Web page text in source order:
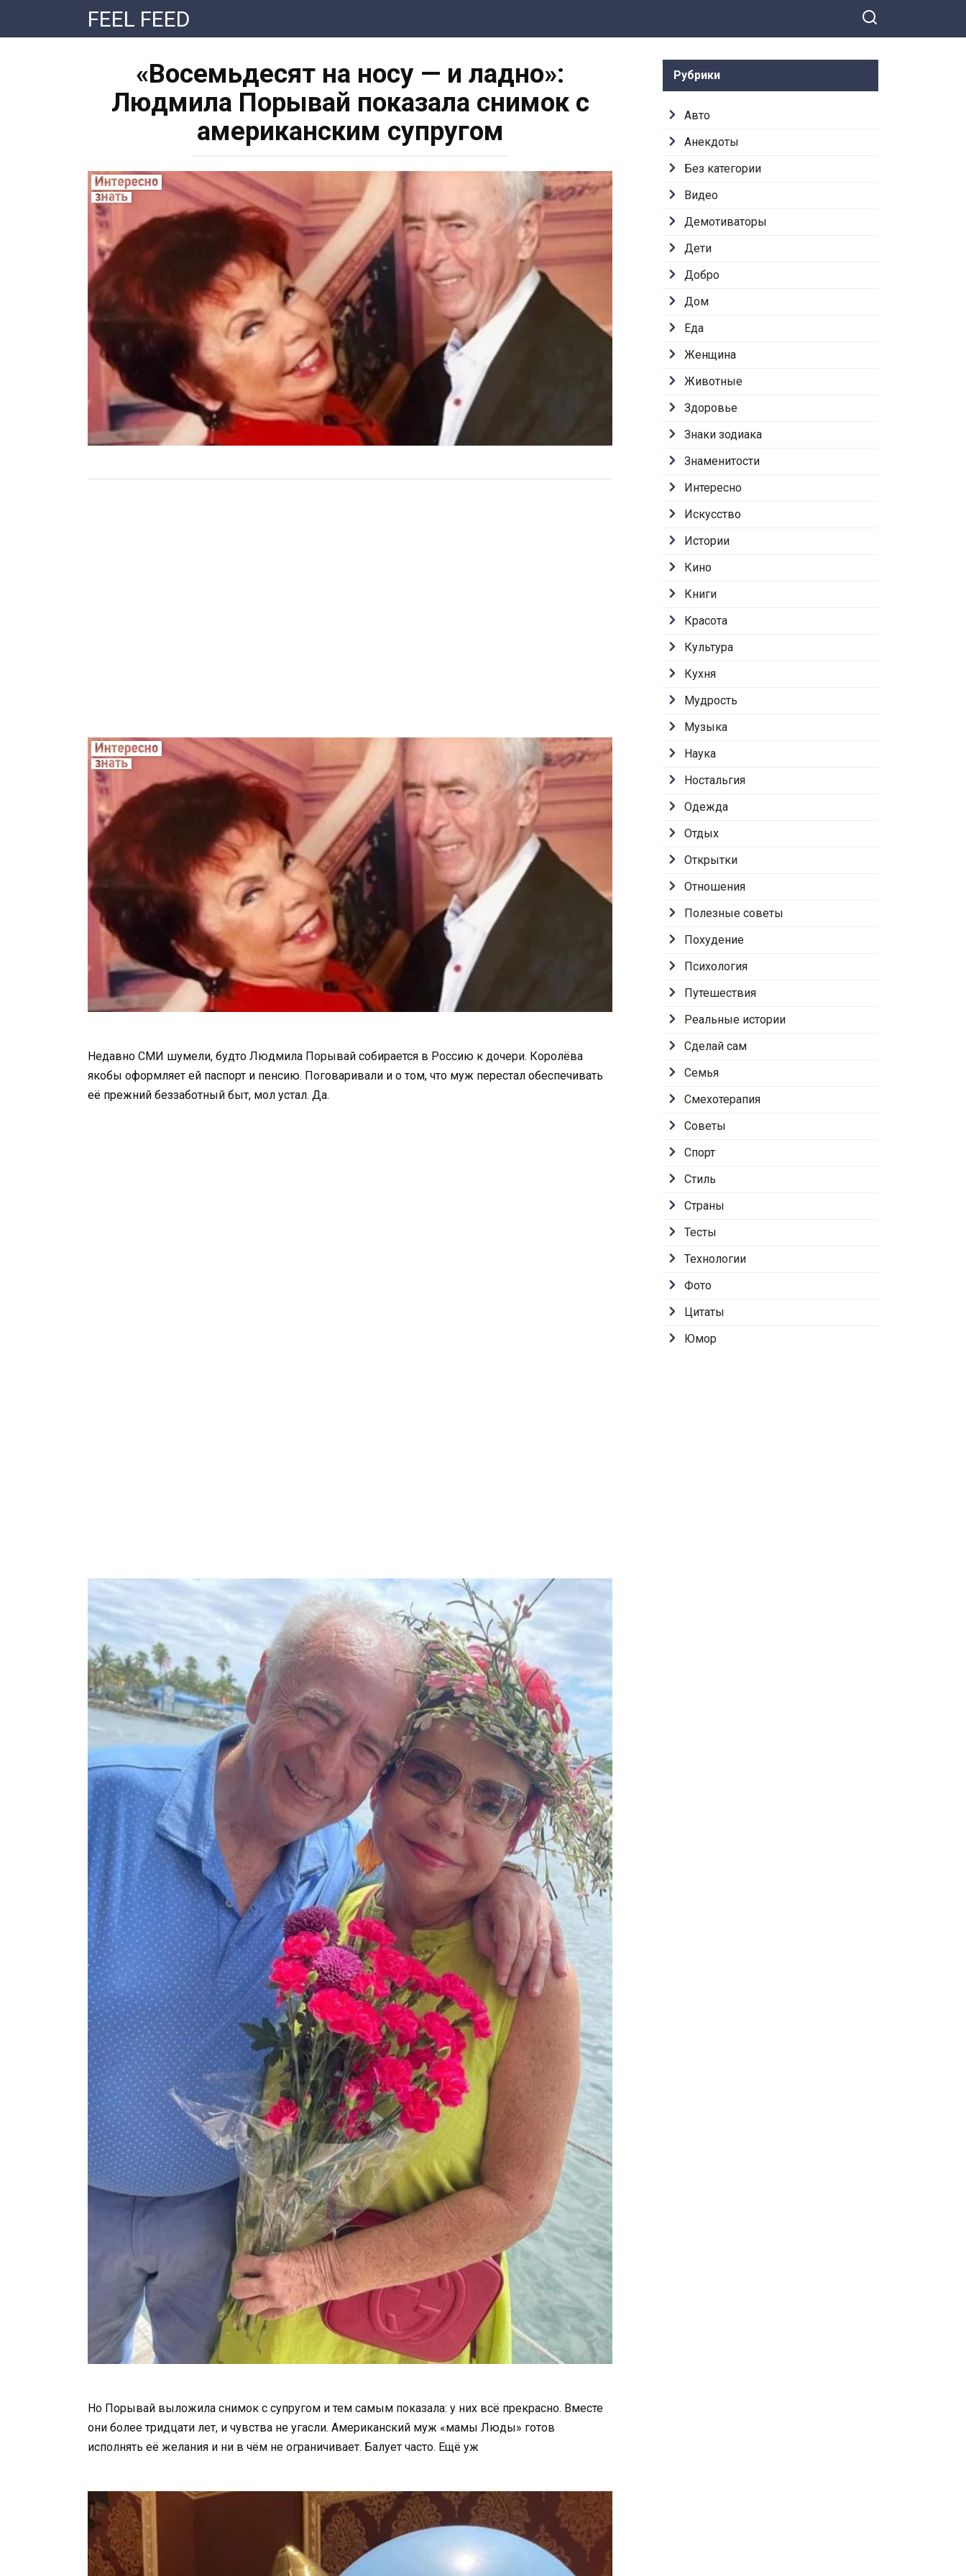
контенту
FEEL FEED
«Восемьдесят на носу — и ладно»:
Людмила Порывай показала снимок с
американским супругом
Недавно СМИ шумели, будто Людмила Порывай собирается в Россию к дочери. Королёва
якобы оформляет ей паспорт и пенсию. Поговаривали и о том, что муж перестал обеспечивать
её прежний беззаботный быт, мол устал. Да.
Но Порывай выложила снимок с супругом и тем самым показала: у них всё прекрасно. Вместе
они более тридцати лет, и чувства не угасли. Американский муж «мамы Люды» готов
исполнять её желания и ни в чём не ограничивает. Балует часто. Ещё уж
Рубрики
Авто
Анекдоты
Без категории
Видео
Демотиваторы
Дети
Добро
Дом
Еда
Женщина
Животные
Здоровье
Знаки зодиака
Знаменитости
Интересно
Искусство
Истории
Кино
Книги
Красота
Культура
Кухня
Мудрость
Музыка
Наука
Ностальгия
Одежда
Отдых
Открытки
Отношения
Полезные советы
Похудение
Психология
Путешествия
Реальные истории
Сделай сам
Семья
Смехотерапия
Советы
Спорт
Стиль
Страны
Тесты
Технологии
Фото
Цитаты
Юмор